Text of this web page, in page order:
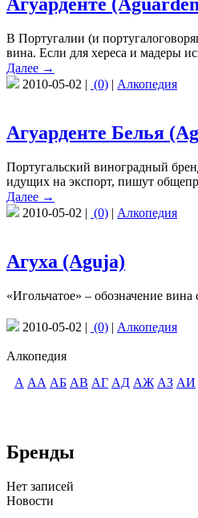
В Португалии (и
вина. Если для хереса и мадеры
Далее →
2010-05-02 | (0) | Алкопедия
Агуарденте Белья
Португальский виноградный
идущих на экспорт, пишут
Далее →
2010-05-02 | (0) | Алкопедия
Агуха (Aguja)
«Игольчатое» – обозначение
2010-05-02 | (0) | Алкопедия
Алкопедия
А АА АБ АВ АГ АД АЖ АЗ АИ
Бренды
Нет записей
Новости